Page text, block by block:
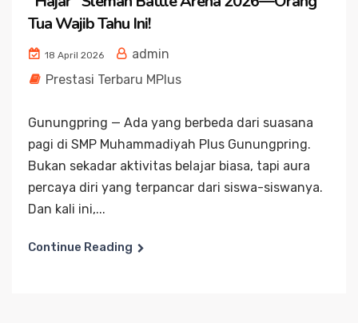
Tua Wajib Tahu Ini!
18 April 2026
admin
Prestasi Terbaru MPlus
Gunungpring — Ada yang berbeda dari suasana
pagi di SMP Muhammadiyah Plus Gunungpring.
Bukan sekadar aktivitas belajar biasa, tapi aura
percaya diri yang terpancar dari siswa-siswanya.
Dan kali ini,...
Continue Reading